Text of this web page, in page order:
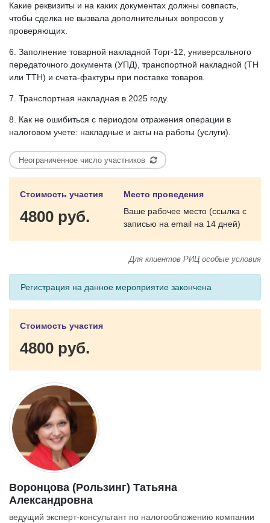
Воронцова (Рользинг) Татьяна
Александровна
ведущий эксперт-консультант по налогообложению компании
Какие реквизиты и на каких документах должны совпасть,
чтобы сделка не вызвала дополнительных вопросов у
проверяющих.
6. Заполнение товарной накладной Торг-12, универсального
передаточного документа (УПД), транспортной накладной (ТН
или ТТН) и счета-фактуры при поставке товаров.
7. Транспортная накладная в 2025 году.
8. Как не ошибиться с периодом отражения операции в
налоговом учете: накладные и акты на работы (услуги).
Неограниченное число участников
Стоимость участия
4800 руб.
Место проведения
Ваше рабочее место (ссылка с
записью на email на 14 дней)
Для клиентов РИЦ особые условия
Регистрация на данное мероприятие закончена
Стоимость участия
4800 руб.